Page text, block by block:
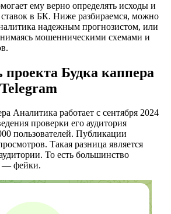
ему верно определять исходы и
в БК. Ниже разбираемся, можно
надежным прогнозистом, или
мошенническими схемами и
проекта Будка каппера
Аналитика работает с сентября 2024
проверки его аудитория
пользователей. Публикации
Такая разница является
То есть большинство
— фейки.